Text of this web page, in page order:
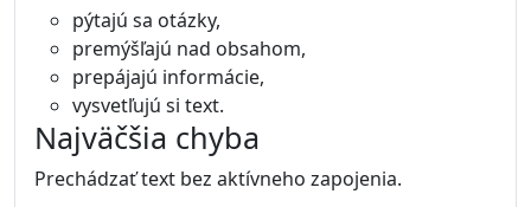
pýtajú sa otázky,
premýšľajú nad obsahom,
prepájajú informácie,
vysvetľujú si text.
Najväčšia chyba
Prechádzať text bez aktívneho zapojenia.